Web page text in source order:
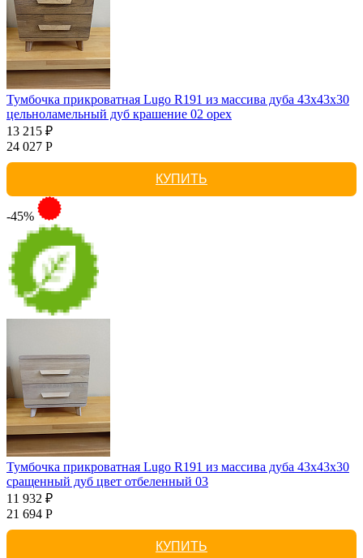
Тумбочка прикроватная Lugo R191 из массива дуба 43х43х30
цельноламельный дуб крашение 02 орех
13 215 ₽
24 027 Р
КУПИТЬ
-45%
Тумбочка прикроватная Lugo R191 из массива дуба 43х43х30
сращенный дуб цвет отбеленный 03
11 932 ₽
21 694 Р
КУПИТЬ